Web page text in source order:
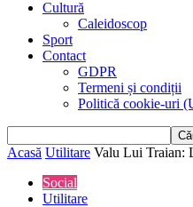
Cultură
Caleidoscop
Sport
Contact
GDPR
Termeni și condiții
Politică cookie-uri
Acasă Utilitare Valu Lui Traian:
Social
Utilitare